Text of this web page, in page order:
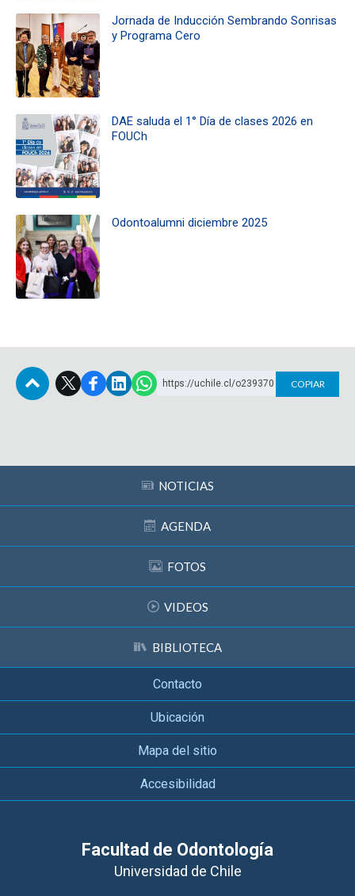
Jornada de Inducción Sembrando Sonrisas
y Programa Cero
DAE saluda el 1° Día de clases 2026 en
FOUCh
Odontoalumni diciembre 2025
https://uchile.cl/o239370 COPIAR
NOTICIAS
AGENDA
FOTOS
VIDEOS
BIBLIOTECA
Contacto
Ubicación
Mapa del sitio
Accesibilidad
Facultad de Odontología
Universidad de Chile